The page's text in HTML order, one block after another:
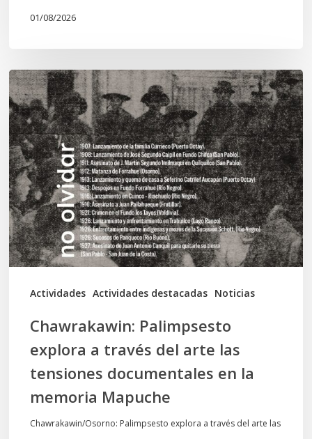
01/08/2026
Actividades Actividades destacadas Noticias
Chawrakawin:
Palimpsesto
explora
a
través
del
arte
las
tensiones
documentales
memoria
Mapuche
Chawrakawin: Palimpsesto
explora a través del arte las
tensiones documentales en la
memoria Mapuche
Chawrakawin/Osorno: Palimpsesto explora a través del arte las